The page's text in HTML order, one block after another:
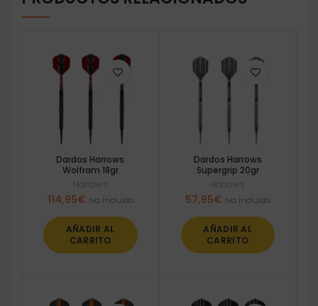
Dardos Harrows
Wolfram 18gr
Harrows
114,95€ Iva incluido
AÑADIR AL
CARRITO
Dardos Harrows
Supergrip 20gr
Harrows
57,95€ Iva incluido
AÑADIR AL
CARRITO